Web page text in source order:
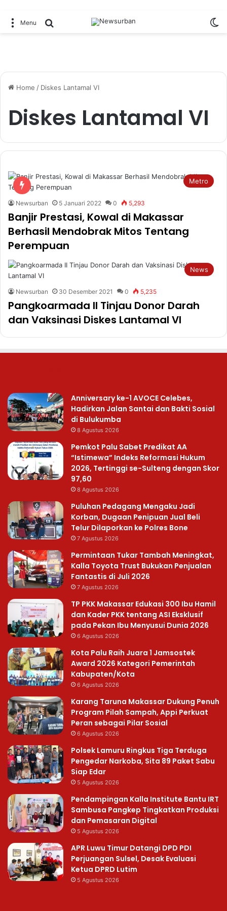
Menu Search for
Home / Diskes Lantamal VI
Diskes Lantamal VI
Metro
Newsurban 5 Januari 2022 0 5,293
Banjir Prestasi, Kowal di Makassar
Berhasil Mendobrak Mitos Tentang
Perempuan
News
Newsurban 30 Desember 2021 0 5,235
Pangkoarmada II Tinjau Donor Darah
dan Vaksinasi Diskes Lantamal VI
Anniversary ke-1 AVOCE Celebes,
Hadirkan Jalan Santai dan Bakti Sosial
di Bulukumba
8 Agustus 2026
Pemkot Palu Sabet Predikat AA
“Istimewa” Indeks Reformasi Hukum
2026, Tertinggi se-Sulteng dengan Skor
97,60
8 Agustus 2026
Puluhan Pedagang Mengaku Jadi
Korban, Dugaan Penipuan Jual Beli
Telur Dilaporkan ke Polres Bone
7 Agustus 2026
Permintaan Tukar Tambah Meningkat,
Kalla Toyota Trust Bukukan Penjualan
Fantastis di Juli 2026
7 Agustus 2026
TP PKK Makassar Edukasi 300 Ibu Hamil
dan Kader PKK tentang ASI Eksklusif
pada Pekan Ibu Menyusui Dunia 2026
6 Agustus 2026
Kota Palu Raih Juara 1 Jamsostek
Award 2026 Kategori Pemerintah
Kabupaten/Kota
6 Agustus 2026
Karang Taruna Makassar Dukung Penuh
Program Pilah Sampah, Appi Perkuat
Peran sebagai Pilar Sosial
6 Agustus 2026
Polsek Lamuru Ringkus Tiga Terduga
Pengedar Narkoba, Sita 89 Paket Sabu
Siap Edar
5 Agustus 2026
Pendampingan Kalla Institute Bantu IRT
Sambusa Pangkep Tingkatkan Produksi
dan Pemasaran Digital
5 Agustus 2026
APR Luwu Timur Datangi DPD PDI
Perjuangan Sulsel, Desak Evaluasi
Ketua DPRD Lutim
5 Agustus 2026